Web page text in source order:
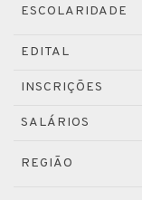
ESCOLARIDADE
EDITAL
INSCRIÇÕES
SALÁRIOS
REGIÃO